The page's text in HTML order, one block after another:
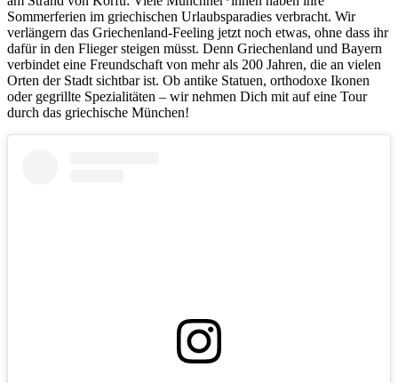
Sommerferien im griechischen Urlaubsparadies verbracht. Wir
verlängern das Griechenland-Feeling jetzt noch etwas, ohne dass ihr
dafür in den Flieger steigen müsst. Denn Griechenland und Bayern
verbindet eine Freundschaft von mehr als 200 Jahren, die an vielen
Orten der Stadt sichtbar ist. Ob antike Statuen, orthodoxe Ikonen
oder gegrillte Spezialitäten – wir nehmen Dich mit auf eine Tour
durch das griechische München!